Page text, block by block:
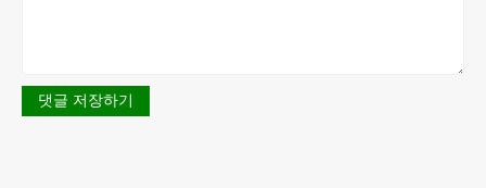
댓글 저장하기